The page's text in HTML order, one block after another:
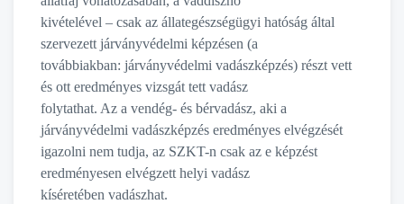
kivételével – csak az állategészségügyi hatóság által
szervezett járványvédelmi képzésen (a
továbbiakban: járványvédelmi vadászképzés) részt vett
és ott eredményes vizsgát tett vadász
folytathat. Az a vendég- és bérvadász, aki a
járványvédelmi vadászképzés eredményes elvégzését
igazolni nem tudja, az SZKT-n csak az e képzést
eredményesen elvégzett helyi vadász
kíséretében vadászhat.